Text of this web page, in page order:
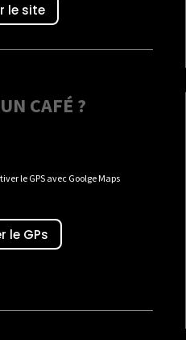
le site
CAFÉ ?
le GPS avec Goolge Maps
le GPs